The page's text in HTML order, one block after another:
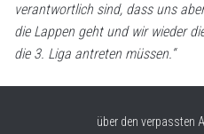
verantwortlich sind, dass uns
die Lappen geht und wir wieder
die 3. Liga antreten müssen.“
über den verpassten